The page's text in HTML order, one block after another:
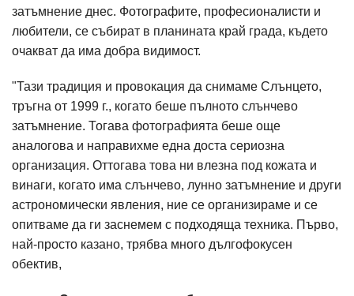
затъмнение днес. Фотографите, професионалисти и
любители, се събират в планината край града, където
очакват да има добра видимост.
"Тази традиция и провокация да снимаме Слънцето,
тръгна от 1999 г., когато беше пълното слънчево
затъмнение. Тогава фотографията беше още
аналогова и направихме една доста сериозна
организация. Оттогава това ни влезна под кожата и
винаги, когато има слънчево, лунно затъмнение и други
астрономически явления, ние се организираме и се
опитваме да ги заснемем с подходяща техника. Първо,
най-просто казано, трябва много дългофокусен
обектив,